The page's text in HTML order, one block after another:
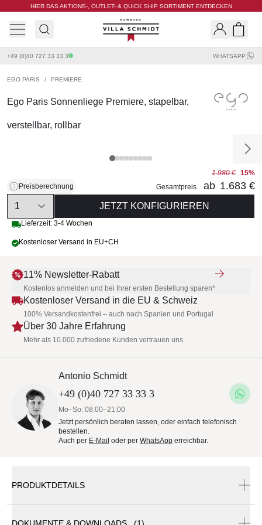
HIER DAS AKTIONS-, OUTLET- & QUICK SHIP SORTIMENT ENTDECKEN
Villa Schmidt
+49 (0)40 727 33 33 3 WHATSAPP
EGO PARIS / PREMIERE
Ego Paris Sonnenliege Premiere, stapelbar,
verstellbar, rollbar
Preisberechnung
1.980 € 15%
Gesamtpreis
ab 1.683 €
Quantity
JETZT KONFIGURIEREN
Lieferzeit: 3-4 Wochen
Kostenloser Versand in EU+CH
11% Newsletter-Rabatt
Kostenlos anmelden und bei Ihrer ersten Bestellung sparen*
Kostenloser Versand in die EU & Schweiz
100% Versandkostenfrei – auch nach Spanien und Portugal
Über 30 Jahre Erfahrung
Mehr als 10.000 zufriedene Kunden vertrauen uns
Antonio Schmidt
+49 (0)40 727 33 33 3
Mo–So: 08:00–21:00
Jetzt persönlich beraten lassen, oder einfach telefonisch
bestellen.
Auch per E-Mail oder per WhatsApp erreichbar.
PRODUKTDETAILS
DOKUMENTE & DOWNLOADS (1)